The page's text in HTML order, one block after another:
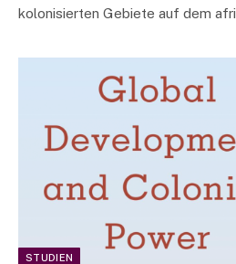
kolonisierten Gebiete auf dem
STUDIEN